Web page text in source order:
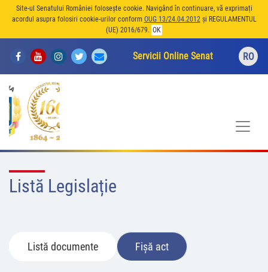
Site-ul Senatului României folosește cookie. Navigând în continuare, vă exprimați
acordul asupra folosiri cookie-urilor conform OUG 13/24.04.2012și REGULAMENTUL
(UE) 2016/679. OK
Servicii Online Senat RO
Listă Legislație
Listă documente Fișă act